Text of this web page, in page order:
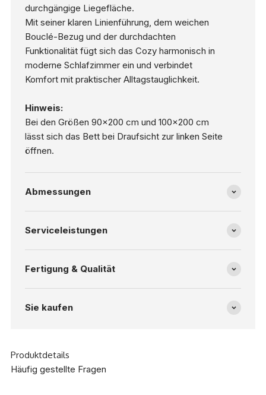
durchgängige Liegefläche.
Mit seiner klaren Linienführung, dem weichen
Bouclé-Bezug und der durchdachten
Funktionalität fügt sich das Cozy harmonisch in
moderne Schlafzimmer ein und verbindet
Komfort mit praktischer Alltagstauglichkeit.
Hinweis:
Bei den Größen 90x200 cm und 100x200 cm
lässt sich das Bett bei Draufsicht zur linken Seite
öffnen.
Abmessungen
Serviceleistungen
Fertigung & Qualität
Sie kaufen
Produktdetails
Häufig gestellte Fragen